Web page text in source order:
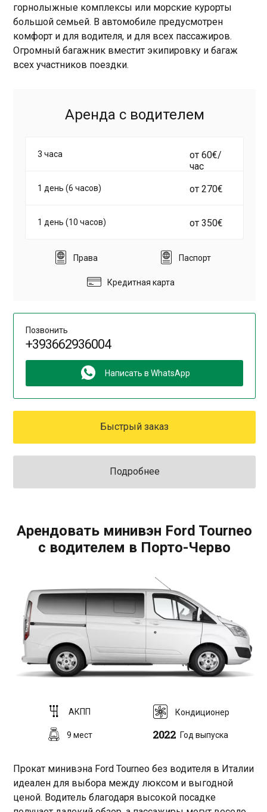
горнолыжные комплексы или морские курорты
большой семьей. В автомобиле предусмотрен
комфорт и для водителя, и для всех пассажиров.
Огромный багажник вместит экипировку и багаж
всех участников поездки.
Аренда с водителем
3 часа
от 60€/
час
1 день (6 часов) от 270€
1 день (10 часов) от 350€
Права Паспорт
Кредитная карта
Позвонить
+393662936004
Написать в WhatsApp
Быстрый заказ
Подробнее
Арендовать минивэн Ford Tourneo
с водителем в Порто-Черво
АКПП Кондиционер
9 мест 2022 Год выпуска
Прокат минивэна Ford Tourneo без водителя в Италии
идеален для выбора между люксом и выгодной
ценой. Водитель благодаря высокой посадке